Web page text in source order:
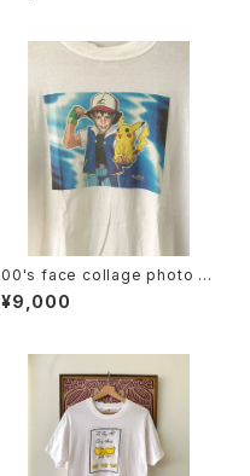
00's face collage photo te
e
¥9,000